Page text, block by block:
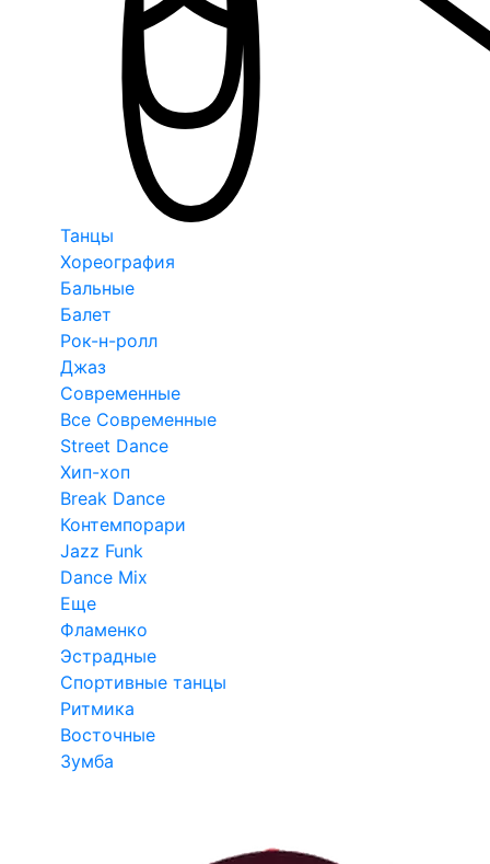
Танцы
Хореография
Бальные
Балет
Рок-н-ролл
Джаз
Современные
Все Современные
Street Dance
Хип-хоп
Break Dance
Контемпорари
Jazz Funk
Dance Mix
Еще
Фламенко
Эстрадные
Спортивные танцы
Ритмика
Восточные
Зумба